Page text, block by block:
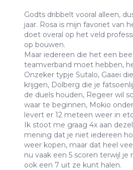
Godts dribbelt vooral alleen,
jaar. Rosa is mijn favoriet van
doet overal op het veld
op bouwen.
Maar iedereen die het een
teamverband moet hebben,
Onzeker typje Sutalo, Gaaei
krijgen, Dolberg die je
de duels houden, Regeer wil
waar te beginnen, Mokio
levert er 12 meteen weer in
Ik stoot me graag 4x aan
mening dat je niet iedereen
weer kopen, maar dat heel
nu vaak een 5 scoren terwijl
ook een 7 uit ze kunt halen.